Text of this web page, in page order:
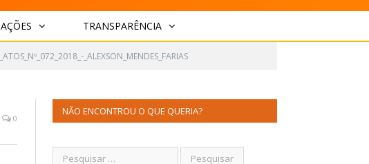
TRANSPARÊNCIA
_ALEXSON_MENDES_FARIAS
0
NÃO ENCONTROU O QUE QUERIA?